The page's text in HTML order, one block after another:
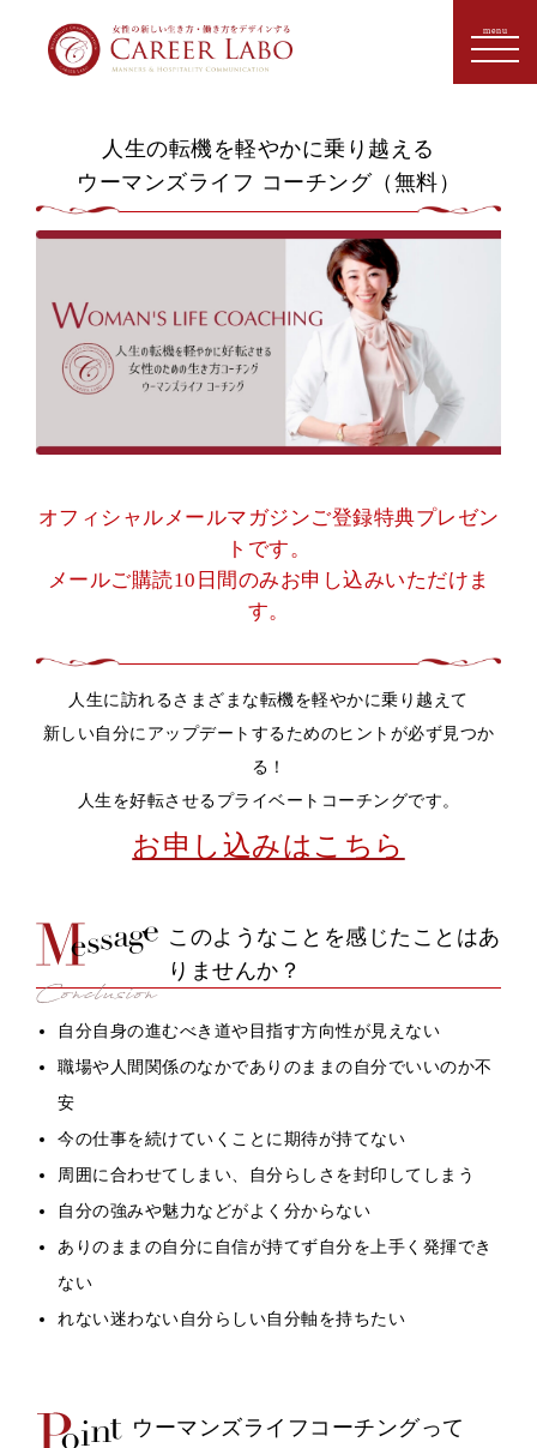
人生の転機を軽やかに乗り越える
ウーマンズライフ コーチング（無料）
オフィシャルメールマガジンご登録特典プレゼン
トです。
メールご購読10日間のみお申し込みいただけま
す。
人生に訪れるさまざまな転機を軽やかに乗り越えて
新しい自分にアップデートするためのヒントが必ず見つか
る！
人生を好転させるプライベートコーチングです。
お申し込みはこちら
このようなことを感じたことはあ
りませんか？
自分自身の進むべき道や目指す方向性が見えない
職場や人間関係のなかでありのままの自分でいいのか不
安
今の仕事を続けていくことに期待が持てない
周囲に合わせてしまい、自分らしさを封印してしまう
自分の強みや魅力などがよく分からない
ありのままの自分に自信が持てず自分を上手く発揮でき
ない
れない迷わない自分らしい自分軸を持ちたい
ウーマンズライフコーチングって